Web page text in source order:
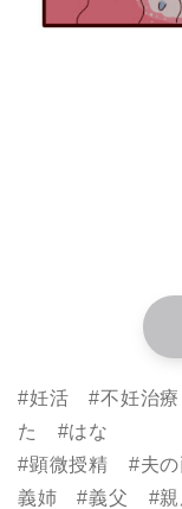
#妊活 #不妊治
た #はな
#顕微授精 #夫
義姉 #義父 #親